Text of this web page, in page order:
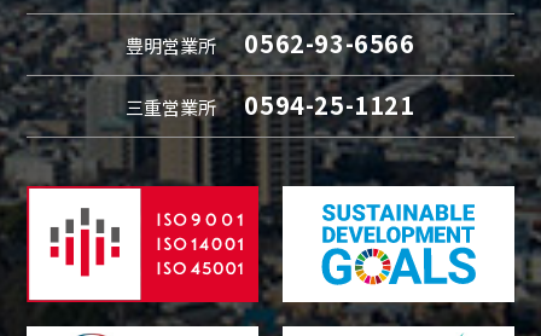
豊明営業所 0562-93-6566
三重営業所 0594-25-1121